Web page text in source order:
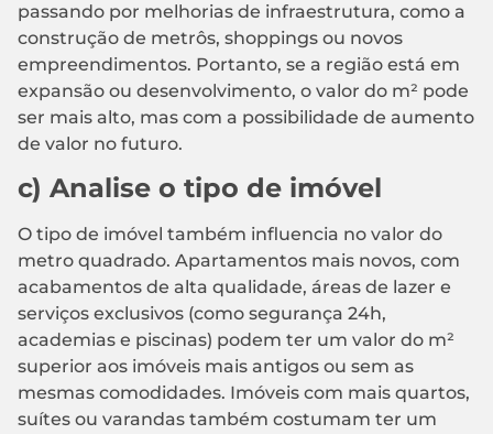
passando por melhorias de infraestrutura, como a
construção de metrôs, shoppings ou novos
empreendimentos. Portanto, se a região está em
expansão ou desenvolvimento, o valor do m² pode
ser mais alto, mas com a possibilidade de aumento
de valor no futuro.
c) Analise o tipo de imóvel
O tipo de imóvel também influencia no valor do
metro quadrado. Apartamentos mais novos, com
acabamentos de alta qualidade, áreas de lazer e
serviços exclusivos (como segurança 24h,
academias e piscinas) podem ter um valor do m²
superior aos imóveis mais antigos ou sem as
mesmas comodidades. Imóveis com mais quartos,
suítes ou varandas também costumam ter um